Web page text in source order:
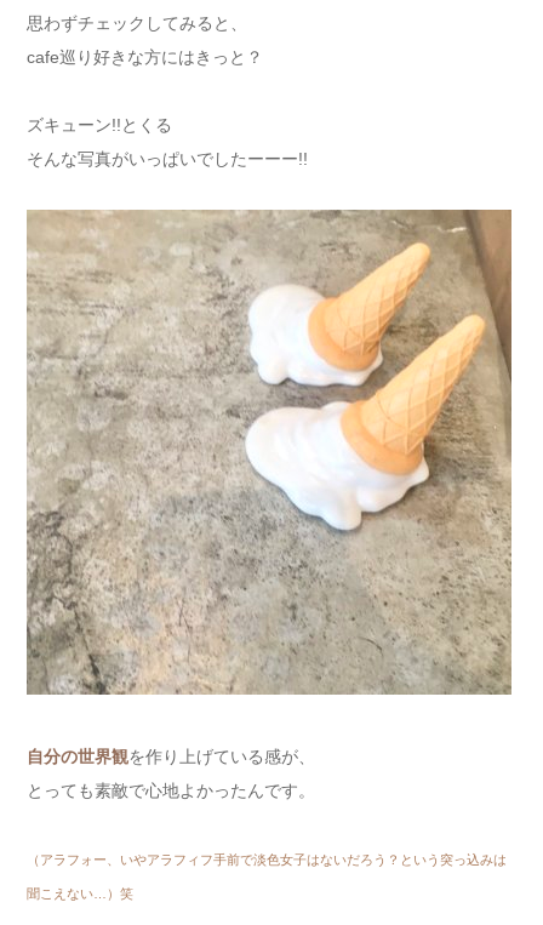
思わずチェックしてみると、
cafe巡り好きな方にはきっと？
ズキューン!!とくる
そんな写真がいっぱいでしたーーー!!
自分の世界観を作り上げている感が、
とっても素敵で心地よかったんです。
（アラフォー、いやアラフィフ手前で淡色女子はないだろう？という突っ込みは
聞こえない…）笑